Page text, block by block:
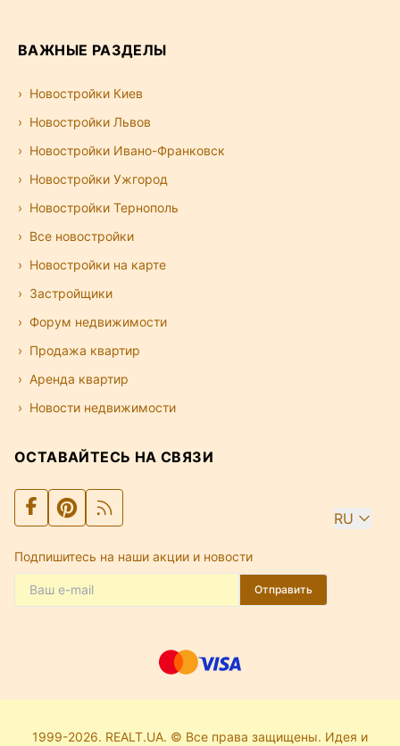
ВАЖНЫЕ РАЗДЕЛЫ
Новостройки Киев
Новостройки Львов
Новостройки Ивано-Франковск
Новостройки Ужгород
Новостройки Тернополь
Все новостройки
Новостройки на карте
Застройщики
Форум недвижимости
Продажа квартир
Аренда квартир
Новости недвижимости
ОСТАВАЙТЕСЬ НА СВЯЗИ
RU
Подпишитесь на наши акции и новости
Отправить
1999-2026. REALT.UA. © Все права защищены. Идея и